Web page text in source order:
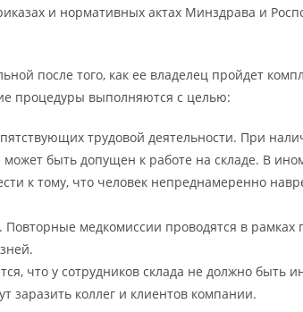
и нормативных актах Минздрава и
после того, как ее владелец пройдет
процедуры выполняются с целью:
трудовой деятельности. При
быть допущен к работе на складе. В
к тому, что человек непреднамеренно
Повторные медкомиссии проводятся в рамках
что у сотрудников склада не должно быть
заразить коллег и клиентов компании.